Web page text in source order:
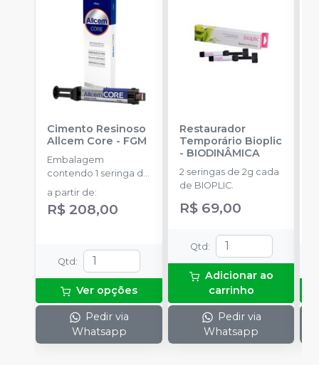
Cimento Resinoso
Allcem Core - FGM
Embalagem
contendo 1 seringa de
corpo duplo com 6g
e 8 ponteiras
a partir de:
R$ 208,00
Qtd :
Ver opções
Pedir via
Whatsapp
Restaurador
Temporário Bioplic
- BIODINÂMICA
2 seringas de 2g cada
de BIOPLIC.
R$ 69,00
Qtd :
Adicionar ao
carrinho
Pedir via
Whatsapp